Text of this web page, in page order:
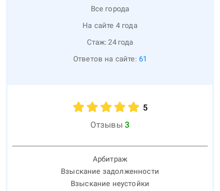
Все города
На сайте 4 года
Стаж: 24 года
Ответов на сайте: 61
5
Отзывы 3
Арбитраж
Взыскание задолженности
Взыскание неустойки